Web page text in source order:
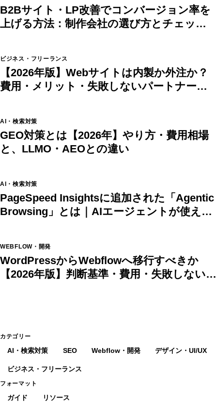
B2Bサイト・LP改善でコンバージョン率を
上げる方法：制作会社の選び方とチェック
ビジネス・フリーランス
【2026年版】Webサイトは内製か外注か？
費用・メリット・失敗しないパートナーの
AI・検索対策
GEO対策とは【2026年】やり方・費用相場
と、LLMO・AEOとの違い
AI・検索対策
PageSpeed Insightsに追加された「Agentic
Browsing」とは｜AIエージェントが使える
WEBFLOW・開発
WordPressからWebflowへ移行すべきか
【2026年版】判断基準・費用・失敗しない進
カテゴリー
AI・検索対策 SEO Webflow・開発 デザイン・UI/UX
ビジネス・フリーランス
フォーマット
ガイド リソース